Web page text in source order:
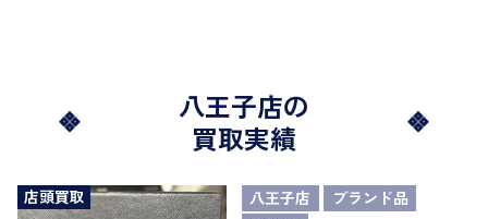
八王子店の
買取実績
店頭買取 八王子店
ブランド品